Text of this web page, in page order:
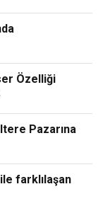
Özelliği
Pazarına
farklılaşan